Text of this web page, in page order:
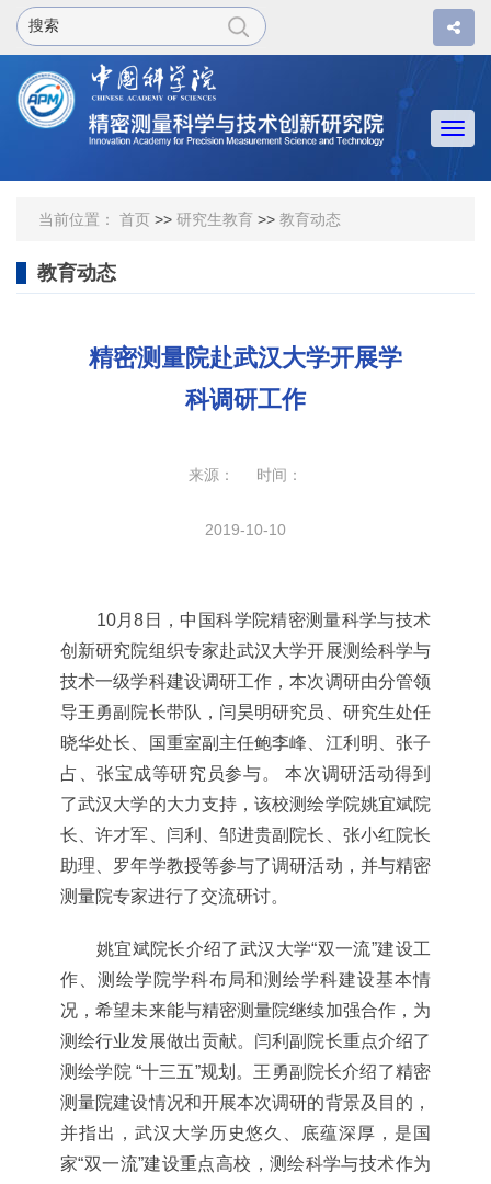
当前位置： 首页 >> 研究生教育 >> 教育动态
教育动态
精密测量院赴武汉大学开展学
科调研工作
来源： 时间：
2019-10-10
10月8 日，中国科学院精密测量科学与技术
创新研究院组织专家赴武汉大学开展测绘科学与
技术一级学科建设调研工作，本次调研由分管领
导王勇副院长带队，闫昊明研究员、研究生处任
晓华处长、国重室副主任鲍李峰、江利明、张子
占、张宝成等研究员参与。
本次调研活动得到
了武汉大学的大力支持，该校测绘学院姚宜斌院
长、许才军、闫利、邹进贵副院长、张小红院长
助理、罗年学教授等参与了调研活动，并与精密
测量院专家进行了交流研讨。
姚宜斌院长介绍了武汉大学“双一流”建设工
作、测绘学院学科布局和测绘学科建设基本情
况，希望未来能与精密测量院继续加强合作，为
测绘行业发展做出贡献。闫利副院长重点介绍了
测绘学院 “十三五”规划。王勇副院长介绍了精密
测量院建设情况和开展本次调研的背景及目的，
并指出，武汉大学历史悠久、底蕴深厚，是国
家“双一流”建设重点高校，测绘科学与技术作为